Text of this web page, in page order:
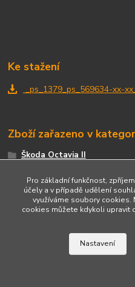
Ke stažení
_ps_1379_ps_569634-xx-
Zboží zařazeno v
Škoda Octavia II
Upravit
Pro základní funkčnost,
účely a v případě udělení
využíváme soubory
cookies můžete kdykoli upravit
Nastavení